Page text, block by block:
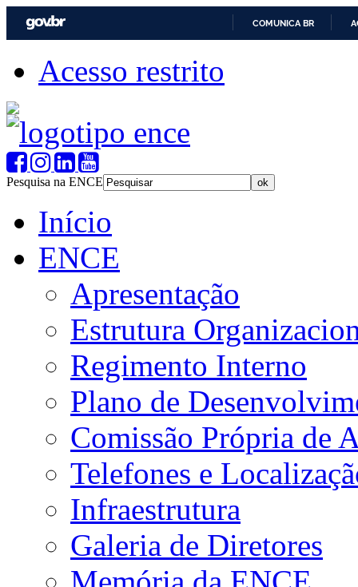
COMUNICA BR
Acesso restrito
Pesquisa na ENCE
Início
ENCE
Apresentação
Estrutura
Regimento Interno
Plano de
Comissão Própria de
Telefones e
Infraestrutura
Galeria de Diretores